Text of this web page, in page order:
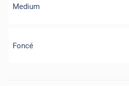
Medium
Foncé